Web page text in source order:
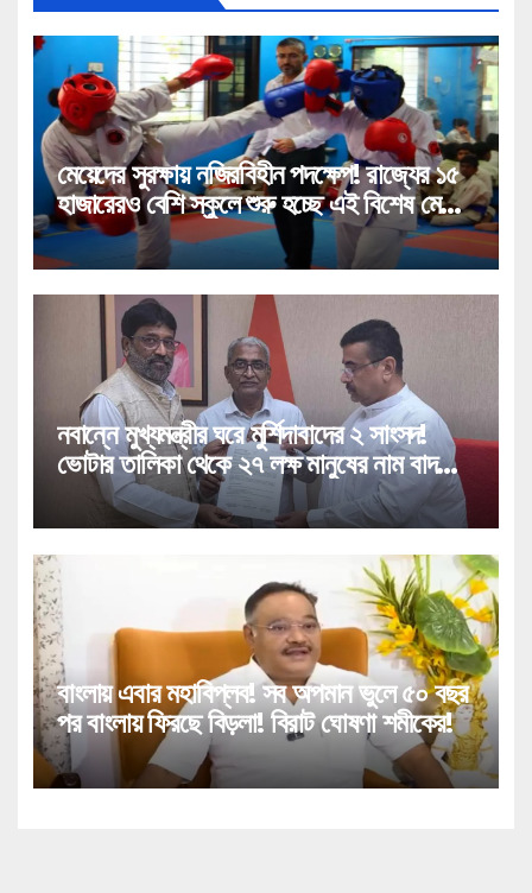
মেয়েদের সুরক্ষায় নজিরবিহীন পদক্ষেপ! রাজ্যের ১৫
হাজারেরও বেশি স্কুলে শুরু হচ্ছে এই বিশেষ মেগা
প্রশিক্ষণ!
নবান্নে মুখ্যমন্ত্রীর ঘরে মুর্শিদাবাদের ২ সাংসদ!
ভোটার তালিকা থেকে ২৭ লক্ষ মানুষের নাম বাদ
পড়া নিয়ে বিরাট পদক্ষেপ!
বাংলায় এবার মহাবিপ্লব! সব অপমান ভুলে ৫০ বছর
পর বাংলায় ফিরছে বিড়লা! বিরাট ঘোষণা শমীকের!